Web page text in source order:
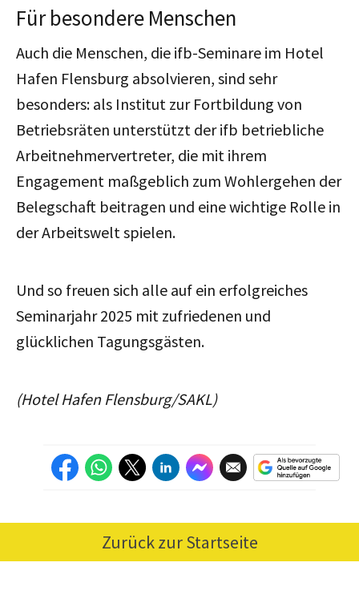
Für besondere Menschen
Auch die Menschen, die ifb-Seminare im Hotel
Hafen Flensburg absolvieren, sind sehr
besonders: als Institut zur Fortbildung von
Betriebsräten unterstützt der ifb betriebliche
Arbeitnehmervertreter, die mit ihrem
Engagement maßgeblich zum Wohlergehen der
Belegschaft beitragen und eine wichtige Rolle in
der Arbeitswelt spielen.
Und so freuen sich alle auf ein erfolgreiches
Seminarjahr 2025 mit zufriedenen und
glücklichen Tagungsgästen.
(Hotel Hafen Flensburg/SAKL)
Zurück zur Startseite